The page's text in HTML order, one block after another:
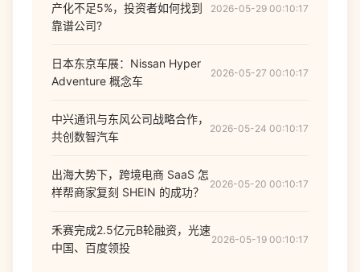
产化不足5%，投资者如何找到
靠谱公司?
2026-05-29 00:10:17
日本东京车展：Nissan Hyper
Adventure 概念车
2026-05-27 00:10:17
中兴通讯与东风公司战略合作，
共创数智汽车
2026-05-24 00:10:17
出海大势下，跨境电商 SaaS 怎
样帮商家复刻 SHEIN 的成功？
2026-05-20 00:10:17
禾赛完成2.5亿元B轮融资，光速
中国、百度领投
2026-05-19 00:10:17